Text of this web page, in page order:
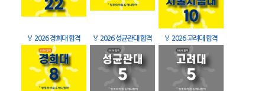
🏅 2026 경희대 합격 🏅 2026 성균관대 합격 🏅 2026 고려대 합격